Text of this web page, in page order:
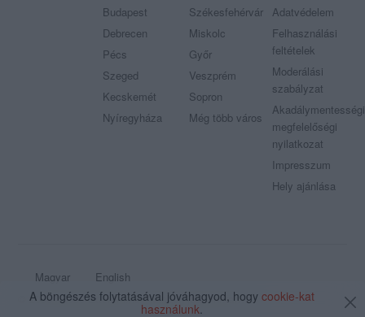
Budapest
Debrecen
Pécs
Szeged
Kecskemét
Nyíregyháza
Székesfehérvár
Miskolc
Győr
Veszprém
Sopron
Még több város
Adatvédelem
Felhasználási
feltételek
Moderálási
szabályzat
Akadálymentességi
megfelelőségi
nyilatkozat
Impresszum
Hely ajánlása
Magyar
English
© 2009 - 2026 Etterem.hu - Minden jog fenntartva
A böngészés folytatásával jóváhagyod, hogy cookie-kat
használunk.